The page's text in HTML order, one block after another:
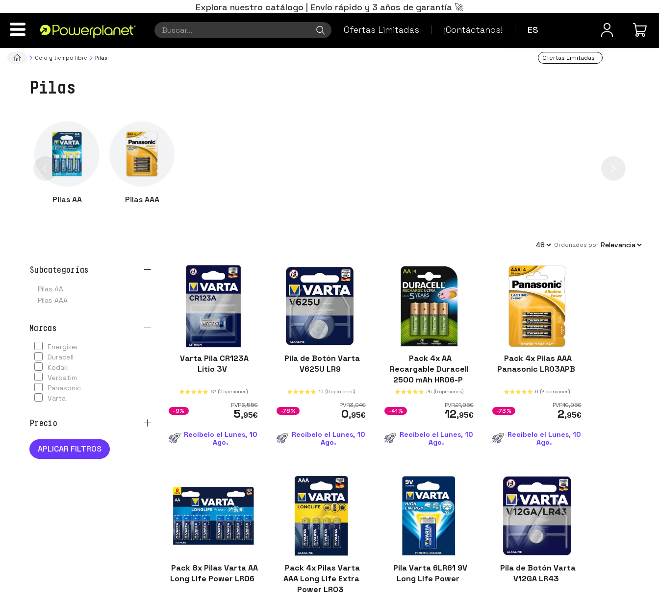
Explora nuestro catálogo | Envío rápido y 3 años de garantía 🚀
ES
Ofertas Limitadas ¡Contáctanos!
¿Dudas? Contacta
Ocio y tiempo libre Pilas Ofertas Limitadas
Pilas
Pilas AA Pilas AAA
ordenados por
subcategorías
Pilas AA
Pilas AAA
marcas
energizer
duracell
kodak
verbatim
panasonic
varta
precio
Varta Pila CR123A
Litio 3V
62 (0 opiniones)
PVR6,55€
5,95€
-9%
Recíbelo el Lunes, 10
Ago.
Pila de Botón Varta
V625U LR9
10 (0 opiniones)
PVR3,94€
0,95€
-76%
Recíbelo el Lunes, 10
Ago.
Pack 4x AA
Recargable Duracell
2500 mAh HR06-P
25 (5 opiniones)
PVR21,95€
12,95€
-41%
Recíbelo el Lunes, 10
Ago.
Pack 4x Pilas AAA
Panasonic LR03APB
6 (3 opiniones)
PVR10,95€
2,95€
-73%
Recíbelo el Lunes, 10
Ago.
Pack 8x Pilas Varta AA
Long Life Power LR06
Pack 4x Pilas Varta
AAA Long Life Extra
Power LR03
Pila Varta 6LR61 9V
Long Life Power
Pila de Botón Varta
V12GA LR43